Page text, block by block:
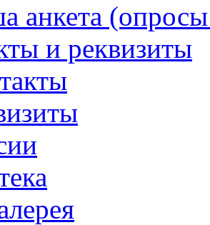
анкета (опросы
и реквизиты